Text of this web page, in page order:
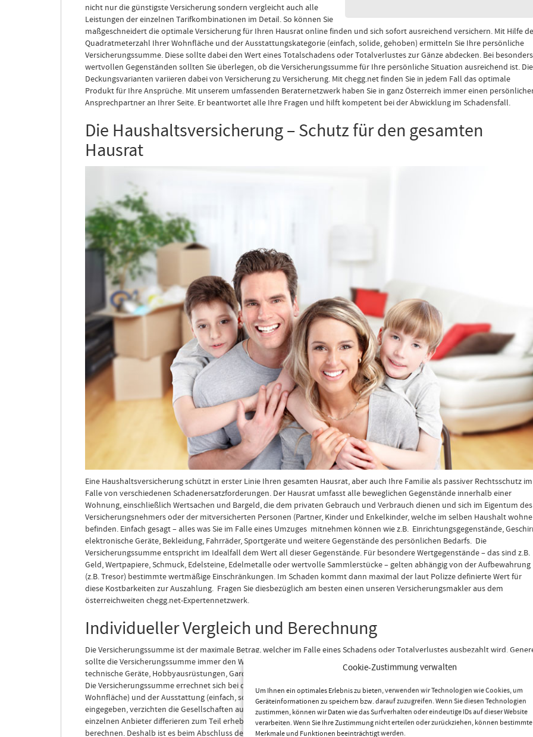
Cookie-Zustimmung verwalten
Um Ihnen ein optimales Erlebnis zu bieten, verwenden wir Technologien wie Cookies, um
Geräteinformationen zu speichern bzw. darauf zuzugreifen. Wenn Sie diesen Technologien
zustimmen, können wir Daten wie das Surfverhalten oder eindeutige IDs auf dieser Website
verarbeiten. Wenn Sie Ihre Zustimmung nicht erteilen oder zurückziehen, können bestimmte
Merkmale und Funktionen beeinträchtigt werden.
nicht nur die günstigste Versicherung sondern vergleicht auch alle
Leistungen der einzelnen Tarifkombinationen im Detail. So können Sie
maßgeschneidert die optimale Versicherung für Ihren Hausrat online finden und sich sofort ausreichend versichern. Mit Hilfe
Quadratmeterzahl Ihrer Wohnfläche und der Ausstattungskategorie (einfach, solide, gehoben) ermitteln Sie Ihre persönliche
Versicherungssumme. Diese sollte dabei den Wert eines Totalschadens oder Totalverlustes zur Gänze abdecken. Bei besonders
wertvollen Gegenständen sollten Sie überlegen, ob die Versicherungssumme für Ihre persönliche Situation ausreichend ist. Die
Deckungsvarianten variieren dabei von Versicherung zu Versicherung. Mit chegg.net finden Sie in jedem Fall das optimale
Produkt für Ihre Ansprüche. Mit unserem umfassenden Beraternetzwerk haben Sie in ganz Österreich immer einen
Ansprechpartner an Ihrer Seite. Er beantwortet alle Ihre Fragen und hilft kompetent bei der Abwicklung im Schadensfall.
Die Haushaltsversicherung – Schutz für den gesamten
Hausrat
Eine Haushaltsversicherung schützt in erster Linie Ihren gesamten Hausrat, aber auch Ihre Familie als passiver Rechtsschutz im
Falle von verschiedenen Schadenersatzforderungen. Der Hausrat umfasst alle beweglichen Gegenstände innerhalb einer
Wohnung, einschließlich Wertsachen und Bargeld, die dem privaten Gebrauch und Verbrauch dienen und sich im Eigentum des
Versicherungsnehmers oder der mitversicherten Personen (Partner, Kinder und Enkelkinder, welche im selben Haushalt
befinden. Einfach gesagt – alles was Sie im Falle eines Umzuges mitnehmen können wie z.B. Einrichtungsgegenstände,
elektronische Geräte, Bekleidung, Fahrräder, Sportgeräte und weitere Gegenstände des persönlichen Bedarfs. Die
Versicherungssumme entspricht im Idealfall dem Wert all dieser Gegenstände. Für besondere Wertgegenstände – das sind z.B.
Geld, Wertpapiere, Schmuck, Edelsteine, Edelmetalle oder wertvolle Sammlerstücke – gelten abhängig von der Aufbewahrung
(z.B. Tresor) bestimmte wertmäßige Einschränkungen. Im Schaden kommt dann maximal der laut Polizze definierte Wert für
diese Kostbarkeiten zur Auszahlung. Fragen Sie diesbezüglich am besten einen unseren Versicherungsmakler aus dem
österreichweiten chegg.net-Expertennetzwerk.
Individueller Vergleich und Berechnung
Die Versicherungssumme ist der maximale Betrag, welcher im Falle eines Schadens oder Totalverlustes ausbezahlt wird.
sollte die Versicherungssumme immer den Wert bei einer Neuanschaffung des gesamten Hausrates (Möbel, Geschirr, Kleidung,
technische Geräte, Hobbyausrüstungen, Gardinen, Teppiche etc.) wiedergeben.
Die Versicherungssumme errechnet sich bei den meisten Versicherungsgesellschaften zunächst anhand der Wohnungsgröße
Wohnfläche) und der Ausstattung (einfach, solide, gehoben). Werden diese Daten bei der Berechnung eines Vergleiches korrekt
eingegeben, verzichten die Gesellschaften auf denEinwand der Unterversicherungbei Schäden. Die Versicherungssummen der
einzelnen Anbieter differieren zum Teil erheblich, obwohl alle mit den gleichen Grunddaten (Wohnfläche und Ausstattung)
berechnen. Deshalb ist es beim Abschluss der richtigen Versicherung ratsam, selbst einige Überlegungen zum Gesamtwert